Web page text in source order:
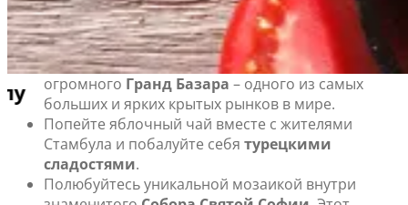
Путеводитель по Стамбулу
Запад.
Что посмотреть и чем заняться в Стамбуле
Затеряйтесь в многоцветном лабиринте
огромного Гранд Базара – одного из самых
больших и ярких крытых рынков в мире.
Попейте яблочный чай вместе с жителями
Стамбула и побалуйте себя турецкими
сладостями.
Полюбуйтесь уникальной мозаикой внутри